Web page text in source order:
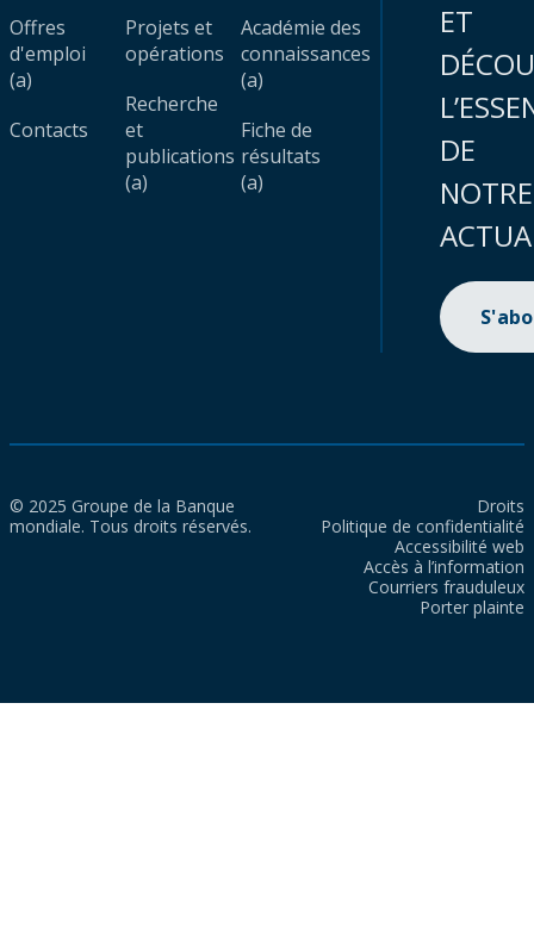
Offres
d'emploi
(a)
Contacts
Projets et
opérations
Recherche
et
publications
(a)
Académie des
connaissances
(a)
Fiche de
résultats
(a)
ET
DE
NOTRE
© 2025 Groupe de la Banque
mondiale. Tous droits réservés.
Droits
Politique de confidentialité
Accessibilité web
Accès à l’information
Courriers frauduleux
Porter plainte